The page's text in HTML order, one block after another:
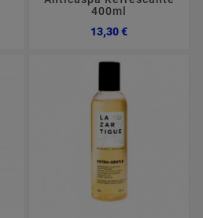
400ml
13,30 €Preço